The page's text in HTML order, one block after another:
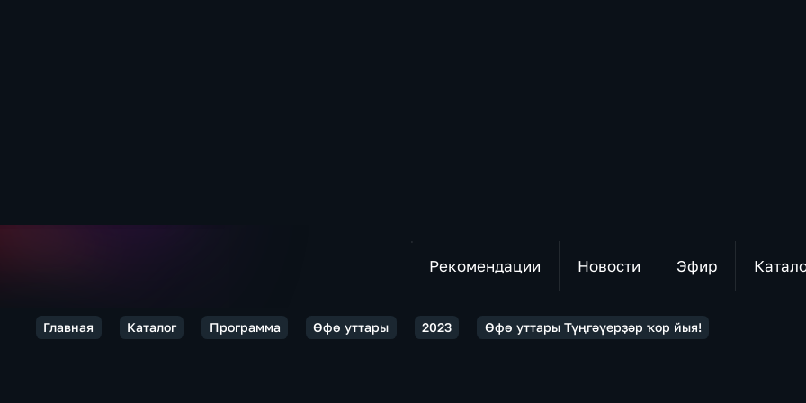
Рекомендации Новости Эфир
Главная Каталог Программа Өфө уттары 2023 Өфө уттары Түңгәүерҙәр ҡор йыя!